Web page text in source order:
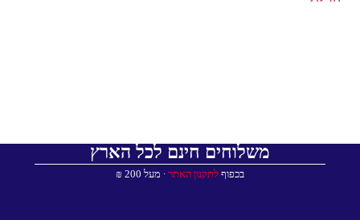
משלוחים חינם לכל הארץ
בכפוף לתקנון האתר ∙ מעל 200 ₪